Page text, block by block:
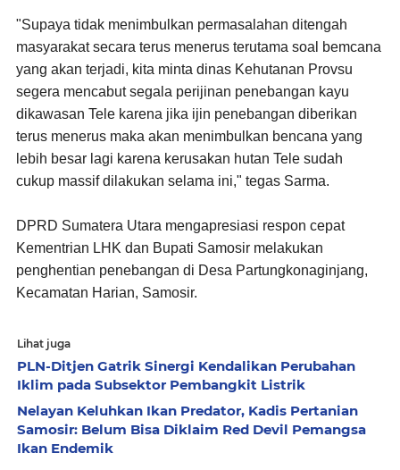
"Supaya tidak menimbulkan permasalahan ditengah
masyarakat secara terus menerus terutama soal bemcana
yang akan terjadi, kita minta dinas Kehutanan Provsu
segera mencabut segala perijinan penebangan kayu
dikawasan Tele karena jika ijin penebangan diberikan
terus menerus maka akan menimbulkan bencana yang
lebih besar lagi karena kerusakan hutan Tele sudah
cukup massif dilakukan selama ini," tegas Sarma.
DPRD Sumatera Utara mengapresiasi respon cepat
Kementrian LHK dan Bupati Samosir melakukan
penghentian penebangan di Desa Partungkonaginjang,
Kecamatan Harian, Samosir.
Lihat juga
PLN-Ditjen Gatrik Sinergi Kendalikan Perubahan
Iklim pada Subsektor Pembangkit Listrik
Nelayan Keluhkan Ikan Predator, Kadis Pertanian
Samosir: Belum Bisa Diklaim Red Devil Pemangsa
Ikan Endemik